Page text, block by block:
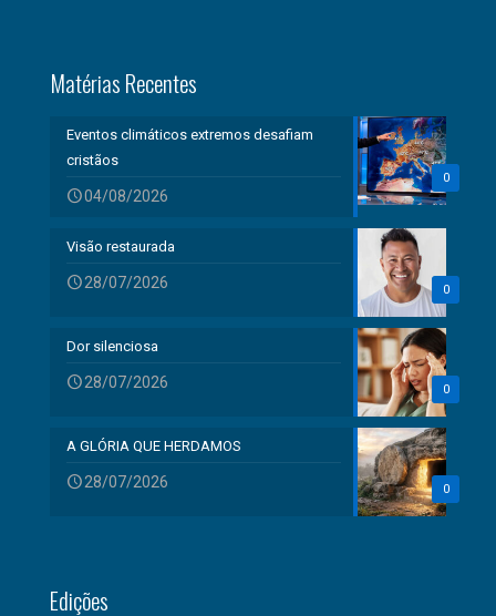
Matérias Recentes
0
Eventos climáticos extremos desafiam
cristãos
04/08/2026
0
Visão restaurada
28/07/2026
0
Dor silenciosa
28/07/2026
0
A GLÓRIA QUE HERDAMOS
28/07/2026
Edições